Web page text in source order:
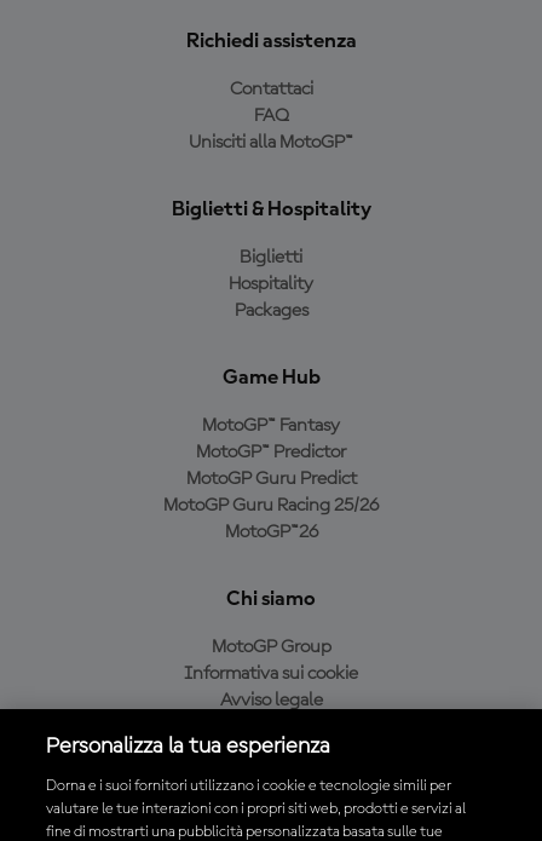
Richiedi assistenza
Contattaci
FAQ
Unisciti alla MotoGP™
Biglietti & Hospitality
Biglietti
Hospitality
Packages
Game Hub
MotoGP™ Fantasy
MotoGP™ Predictor
MotoGP Guru Predict
MotoGP Guru Racing 25/26
MotoGP™26
Chi siamo
MotoGP Group
Informativa sui cookie
Avviso legale
Condizioni di acquisto
Personalizza la tua esperienza
Dorna e i suoi fornitori utilizzano i cookie e tecnologie simili per
valutare le tue interazioni con i propri siti web, prodotti e servizi al
fine di mostrarti una pubblicità personalizzata basata sulle tue